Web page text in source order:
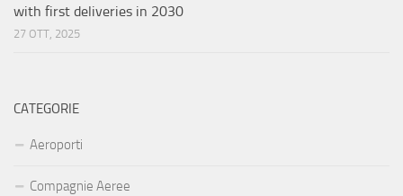
with first deliveries in 2030
27 OTT, 2025
CATEGORIE
Aeroporti
Compagnie Aeree